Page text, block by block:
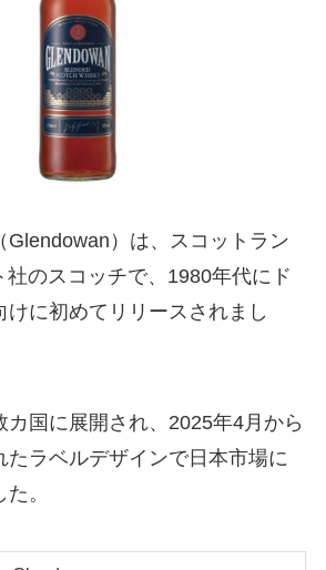
Glendowan）は、スコットラン
社のスコッチで、1980年代にド
けに初めてリリースされまし
カ国に展開され、2025年4月から
たラベルデザインで日本市場に
。